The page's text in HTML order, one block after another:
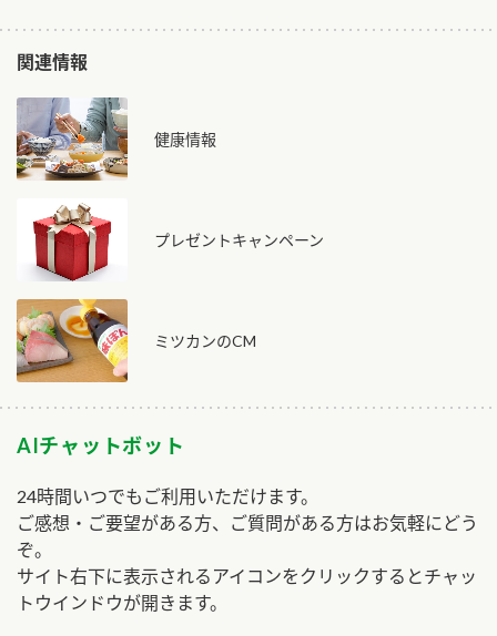
関連情報
健康情報
プレゼントキャンペーン
ミツカンのCM
AIチャットボット
24時間いつでもご利用いただけます。
ご感想・ご要望がある方、ご質問がある方はお気軽にどう
ぞ。
サイト右下に表示されるアイコンをクリックするとチャッ
トウインドウが開きます。